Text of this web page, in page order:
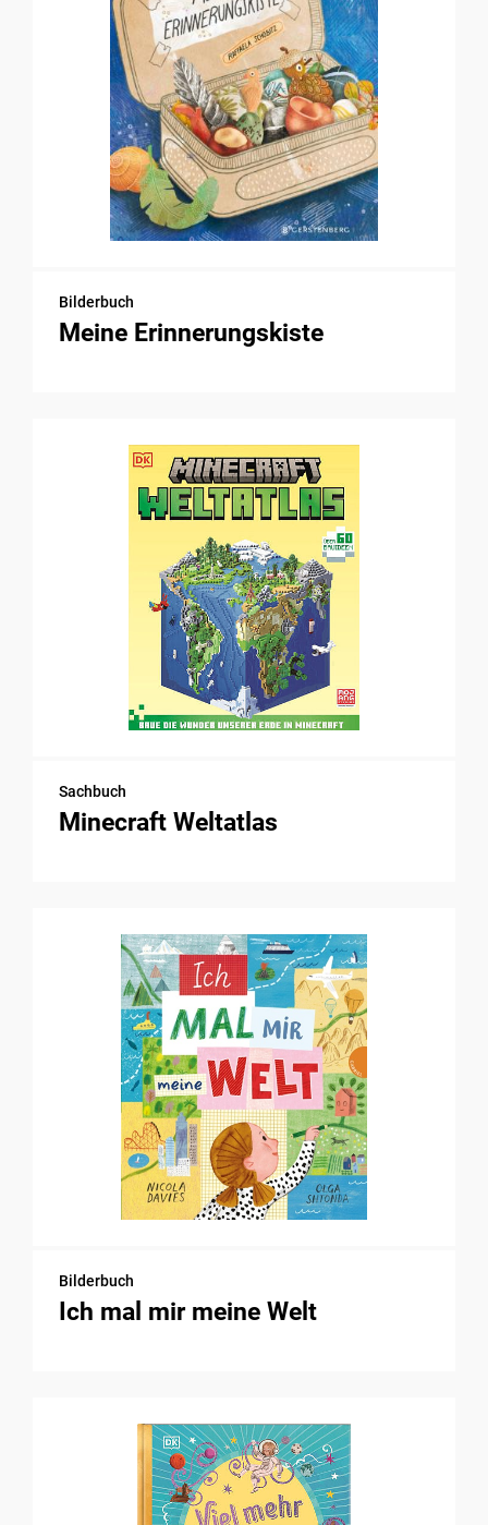
Bilderbuch
Meine Erinnerungskiste
Sachbuch
Minecraft Weltatlas
Bilderbuch
Ich mal mir meine Welt